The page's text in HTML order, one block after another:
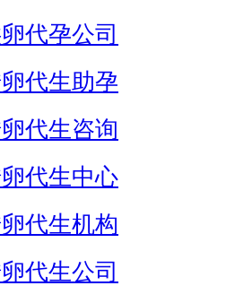
代孕公司
代生助孕
代生咨询
代生中心
代生机构
代生公司